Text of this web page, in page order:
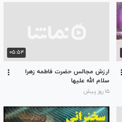
۰۵:۵۴
ارزش مجالس حضرت فاطمه زهرا
سلام الله علیها
۱۵ روز پیش